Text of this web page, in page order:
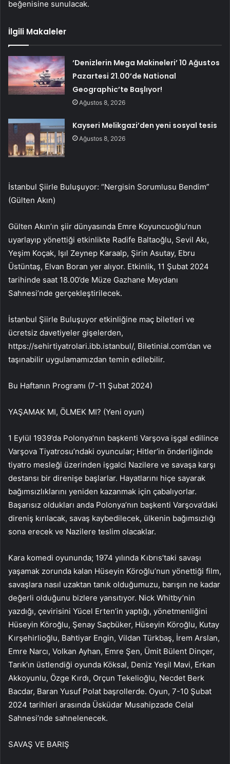
beğenisine sunulacak.
İlgili Makaleler
‘Denizlerin Mega Makineleri’ 10 Ağustos
Pazartesi 21.00’de National
Geographic’te Başlıyor!
Ağustos 8, 2026
Kayseri Melikgazi’den yeni sosyal tesis
Ağustos 8, 2026
İstanbul Şiirle Buluşuyor: “Nergisin Sorumlusu Bendim”
(Gülten Akın)
Gülten Akın’ın şiir dünyasında Emre Koyuncuoğlu’nun
uyarlayıp yönettiği etkinlikte Radife Baltaoğlu, Sevil Akı,
Yeşim Koçak, Işıl Zeynep Karaalp, Şirin Asutay, Ebru
Üstüntaş, Elvan Boran yer alıyor. Etkinlik, 11 Şubat 2024
tarihinde saat 18.00’de Müze Gazhane Meydanı
Sahnesi’nde gerçekleştirilecek.
İstanbul Şiirle Buluşuyor etkinliğine maç biletleri ve
ücretsiz davetiyeler gişelerden,
https://sehirtiyatrolari.ibb.istanbul/, Biletinial.com’dan ve
taşınabilir uygulamamızdan temin edilebilir.
Bu Haftanın Programı (7-11 Şubat 2024)
YAŞAMAK MI, ÖLMEK MI? (Yeni oyun)
1 Eylül 1939’da Polonya’nın başkenti Varşova işgal edilince
Varşova Tiyatrosu’ndaki oyuncular; Hitler’in önderliğinde
tiyatro mesleği üzerinden işgalci Nazilere ve savaşa karşı
destansı bir direnişe başlarlar. Hayatlarını hiçe sayarak
bağımsızlıklarını yeniden kazanmak için çabalıyorlar.
Başarısız oldukları anda Polonya’nın başkenti Varşova’daki
direniş kırılacak, savaş kaybedilecek, ülkenin bağımsızlığı
sona erecek ve Nazilere teslim olacaklar.
Kara komedi oyununda; 1974 yılında Kıbrıs’taki savaşı
yaşamak zorunda kalan Hüseyin Köroğlu’nun yönettiği film,
savaşlara nasıl uzaktan tanık olduğumuzu, barışın ne kadar
değerli olduğunu bizlere yansıtıyor. Nick Whitby’nin
yazdığı, çevirisini Yücel Erten’in yaptığı, yönetmenliğini
Hüseyin Köroğlu, Şenay Saçbüker, Hüseyin Köroğlu, Kutay
Kırşehirlioğlu, Bahtiyar Engin, Vildan Türkbaş, İrem Arslan,
Emre Narcı, Volkan Ayhan, Emre Şen, Ümit Bülent Dinçer,
Tarık’ın üstlendiği oyunda Köksal, Deniz Yeşil Mavi, Erkan
Akkoyunlu, Özge Kırdı, Orçun Tekelioğlu, Necdet Berk
Bacdar, Baran Yusuf Polat başrollerde. Oyun, 7-10 Şubat
2024 tarihleri ​​arasında Üsküdar Musahipzade Celal
Sahnesi’nde sahnelenecek.
SAVAŞ VE BARIŞ